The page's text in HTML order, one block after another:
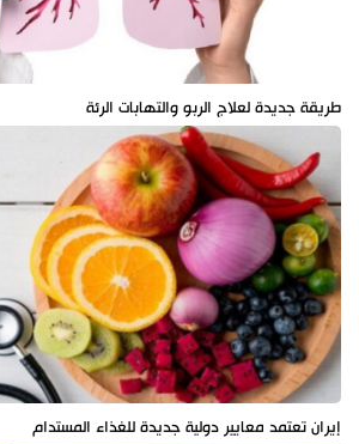
طريقة جديدة لعلاج الربو والتهابات الرئة
إيران تعتمد معايير دولية جديدة للغذاء المستدام